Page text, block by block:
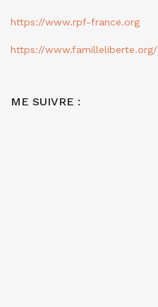
https://www.rpf-france.org
https://www.familleliberte.org/
ME SUIVRE :